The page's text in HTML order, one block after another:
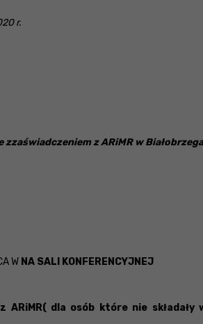
r.
z ARiMR w
W NA SALI KONFERENCYJNEJ
dla osób które nie składały